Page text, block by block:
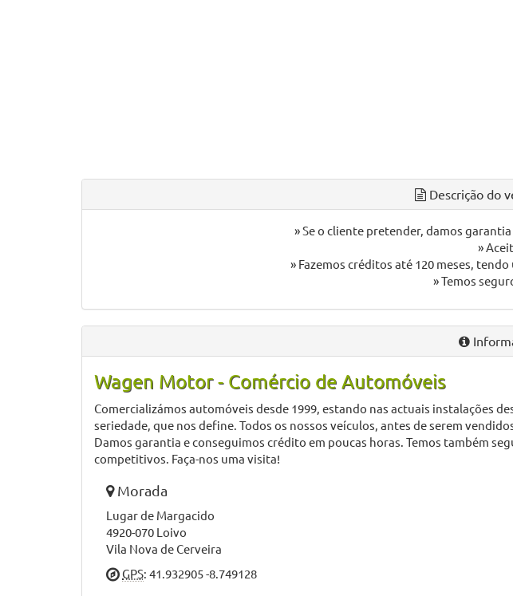
Descrição do
» Se o cliente pretender, damos
»
» Fazemos créditos até 120 meses,
» Temos
Wagen Motor - Comércio de Automóveis
Comercializámos automóveis desde 1999, estando nas actuais instalações
seriedade, que nos define. Todos os nossos veículos, antes de serem
Damos garantia e conseguimos crédito em poucas horas. Temos também
competitivos. Faça-nos uma visita!
Morada
Lugar de Margacido
4920-070 Loivo
Vila Nova de Cerveira
GPS: 41.932905 -8.749128